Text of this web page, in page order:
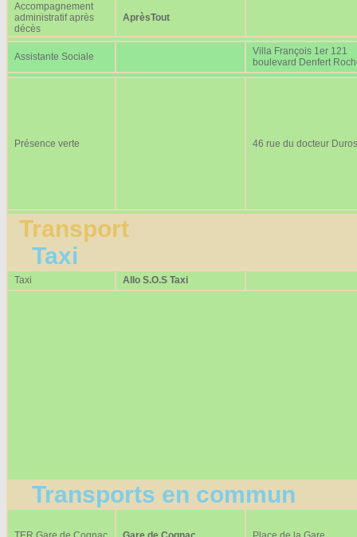
Accompagnement
administratif après
décès
AprèsTout
Assistante Sociale
Villa François 1er 121
boulevard Denfert
Présence verte 46 rue du docteur
Transport
Taxi
Taxi Allo S.O.S Taxi
Transports en commun